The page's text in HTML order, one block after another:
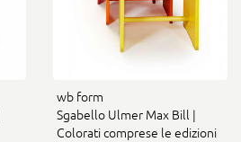
wb form
Sgabello Ulmer Max Bill |
Colorati comprese le edizioni